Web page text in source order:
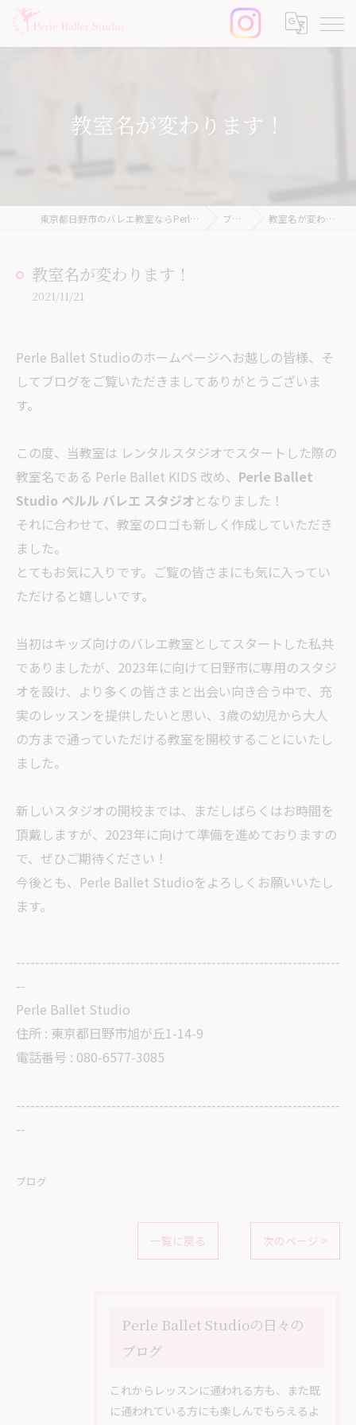
教室名が変わります！
東京都日野市のバレエ教室ならPerle Ballet Studio ブログ 教室名が変わります！
教室名が変わります！
2021/11/21
Perle Ballet Studioのホームページへお越しの皆様、そ
してブログをご覧いただきましてありがとうございま
す。
この度、当教室は レンタルスタジオでスタートした際の
教室名である Perle Ballet KIDS 改め、 Perle Ballet
Studio ペルル バレエ スタジオとなりました！
それに合わせて、教室のロゴも新しく作成していただき
ました。
とてもお気に入りです。ご覧の皆さまにも気に入ってい
ただけると嬉しいです。
当初はキッズ向けのバレエ教室としてスタートした私共
でありましたが、2023年に向けて日野市に専用のスタジ
オを設け、より多くの皆さまと出会い向き合う中で、充
実のレッスンを提供したいと思い、3歳の幼児から大人
の方まで通っていただける教室を開校することにいたし
ました。
新しいスタジオの開校までは、まだしばらくはお時間を
頂戴しますが、2023年に向けて準備を進めておりますの
で、ぜひご期待ください！
今後とも、Perle Ballet Studioをよろしくお願いいたし
ます。
--------------------------------------------------------------------
--
Perle Ballet Studio
住所 : 東京都日野市旭が丘1-14-9
電話番号 : 080-6577-3085
--------------------------------------------------------------------
--
ブログ
一覧に戻る 次のページ >
Perle Ballet Studioの日々の
ブログ
これからレッスンに通われる方も、また既
に通われている方にも楽しんでもらえるよ